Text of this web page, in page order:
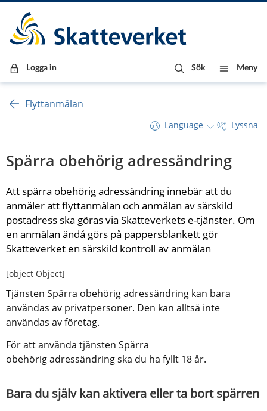
Till innehåll
Till navigationen
Till chattrobot
Logga in Sök Meny
Flyttanmälan
Language Lyssna
Spärra obehörig adressändring
Att spärra obehörig adressändring innebär att du
anmäler att flyttanmälan och anmälan av särskild
postadress ska göras via Skatteverkets e-tjänster. Om
en anmälan ändå görs på pappersblankett gör
Skatteverket en särskild kontroll av anmälan
[object Object]
Tjänsten Spärra obehörig adressändring kan bara
användas av privatpersoner. Den kan alltså inte
användas av företag.
För att använda tjänsten Spärra
obehörig adressändring ska du ha fyllt 18 år.
Bara du själv kan aktivera eller ta bort spärren